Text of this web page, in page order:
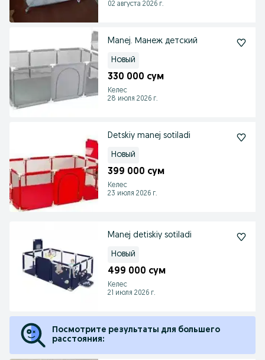
02 августа 2026 г.
Manej. Манеж детский
Новый
330 000 сум
Келес
28 июля 2026 г.
Detskiy manej sotiladi
Новый
399 000 сум
Келес
23 июля 2026 г.
Manej detiskiy sotiladi
Новый
499 000 сум
Келес
21 июля 2026 г.
Посмотрите результаты для большего
расстояния: